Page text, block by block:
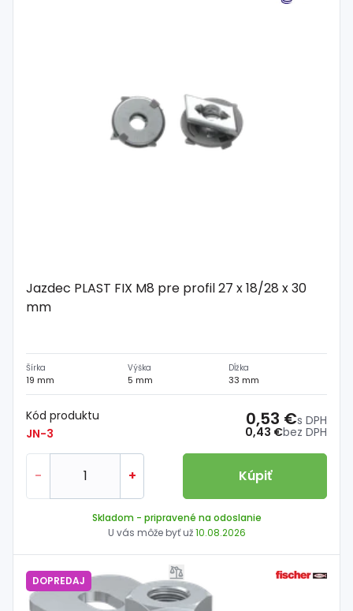
Jazdec PLAST FIX M8 pre profil 27 x 18/28 x 30
mm
Šírka
19 mm
Výška
5 mm
Dĺžka
33 mm
Kód produktu
JN-3
0,43 €bez DPH
0,53 €s DPH
- + Kúpiť
Skladom - pripravené na odoslanie
U vás môže byť už10.08.2026
DOPREDAJ